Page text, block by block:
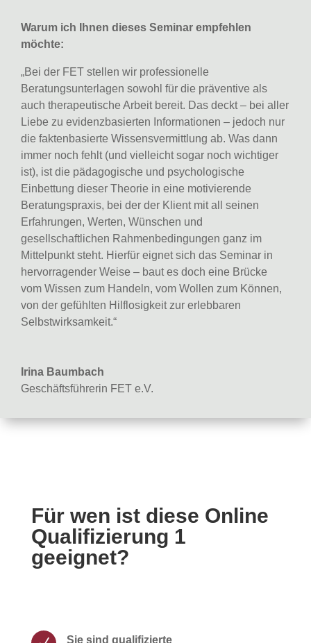
Warum ich Ihnen dieses Seminar empfehlen
möchte:
„Bei der FET stellen wir professionelle
Beratungsunterlagen sowohl für die präventive als
auch therapeutische Arbeit bereit. Das deckt – bei aller
Liebe zu evidenzbasierten Informationen – jedoch nur
die faktenbasierte Wissensvermittlung ab. Was dann
immer noch fehlt (und vielleicht sogar noch wichtiger
ist), ist die pädagogische und psychologische
Einbettung dieser Theorie in eine motivierende
Beratungspraxis, bei der der Klient mit all seinen
Erfahrungen, Werten, Wünschen und
gesellschaftlichen Rahmenbedingungen ganz im
Mittelpunkt steht. Hierfür eignet sich das Seminar in
hervorragender Weise – baut es doch eine Brücke
vom Wissen zum Handeln, vom Wollen zum Können,
von der gefühlten Hilflosigkeit zur erlebbaren
Selbstwirksamkeit.“
Irina Baumbach
Geschäftsführerin FET e.V.
Für wen ist diese Online
Qualifizierung 1
geeignet?
Sie sind qualifizierte